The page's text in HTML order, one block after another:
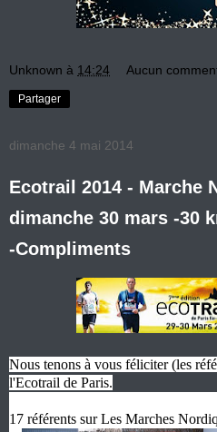
Unknown à 14:24 Aucun
Partager
dimanche 4 mai 2014
Ecotrail 2014 - Marche
dimanche 30 mars -30
-Compliments
Nous tenons à vous féliciter (les
l'Ecotrail de Paris.
17 référents sur Les Marches